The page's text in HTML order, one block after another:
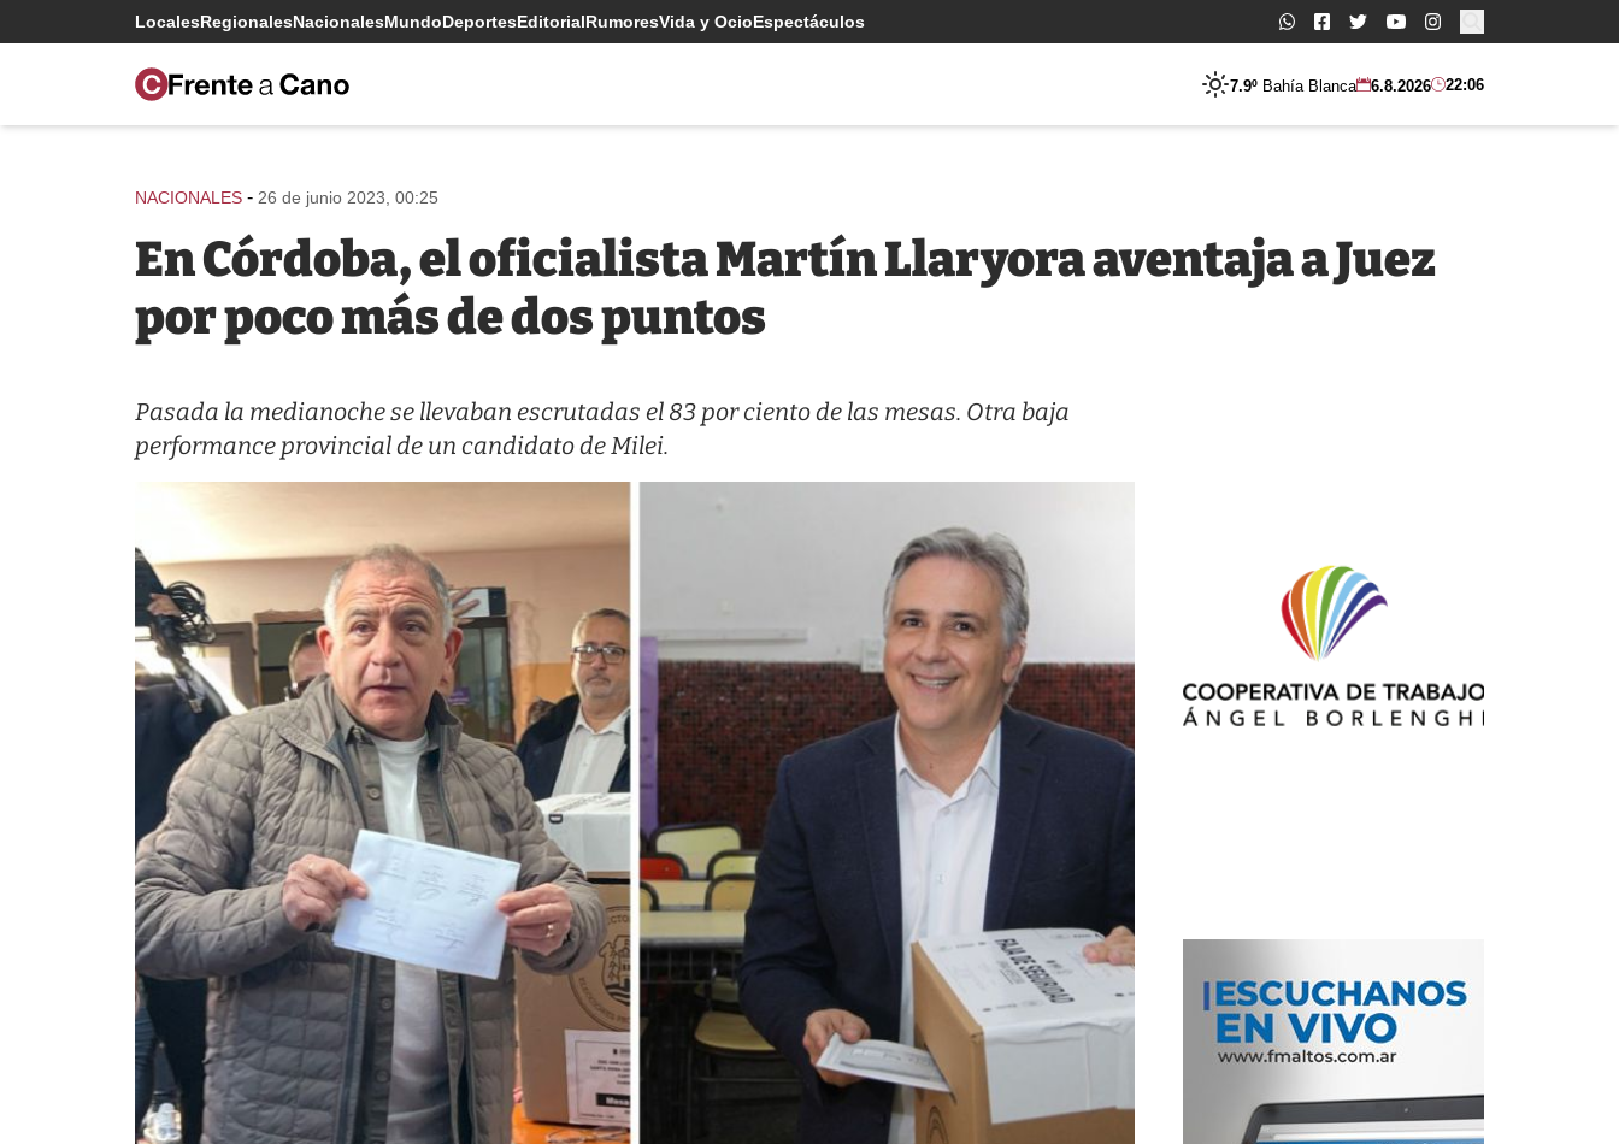
LocalesRegionalesNacionalesMundoDeportesEditorialRumoresVida y OcioEspectáculos Buscar:
7.9º Bahía Blanca 6.8.2026 22:06
NACIONALES - 26 de junio 2023, 00:25
En Córdoba, el oficialista Martín Llaryora aventaja a Juez
por poco más de dos puntos
Pasada la medianoche se llevaban escrutadas el 83 por ciento de las mesas. Otra baja
performance provincial de un candidato de Milei.